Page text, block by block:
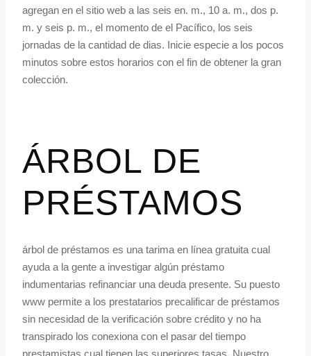
agregan en el sitio web a las seis en. m., 10 a. m., dos p.
m. y seis p. m., el momento de el Pacífico, los seis
jornadas de la cantidad de dias. Inicie especie a los pocos
minutos sobre estos horarios con el fin de obtener la gran
colección.
ÁRBOL DE
PRÉSTAMOS
árbol de préstamos es una tarima en línea gratuita cual
ayuda a la gente a investigar algún préstamo
indumentarias refinanciar una deuda presente. Su puesto
www permite a los prestatarios precalificar de préstamos
sin necesidad de la verificación sobre crédito y no ha
transpirado los conexiona con el pasar del tiempo